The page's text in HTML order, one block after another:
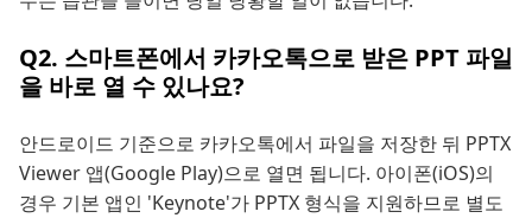
Q2. 스마트폰에서 카카오톡으로 받은 PPT 파일
을 바로 열 수 있나요?
안드로이드 기준으로 카카오톡에서 파일을 저장한 뒤 PPTX
Viewer 앱(Google Play)으로 열면 됩니다. 아이폰(iOS)의
경우 기본 앱인 'Keynote'가 PPTX 형식을 지원하므로 별도